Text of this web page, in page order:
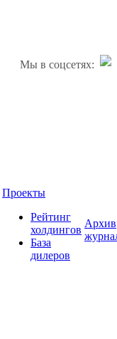
Мы в соцсетях:
Проекты
Рейтинг
холдингов
База
дилеров
Архив